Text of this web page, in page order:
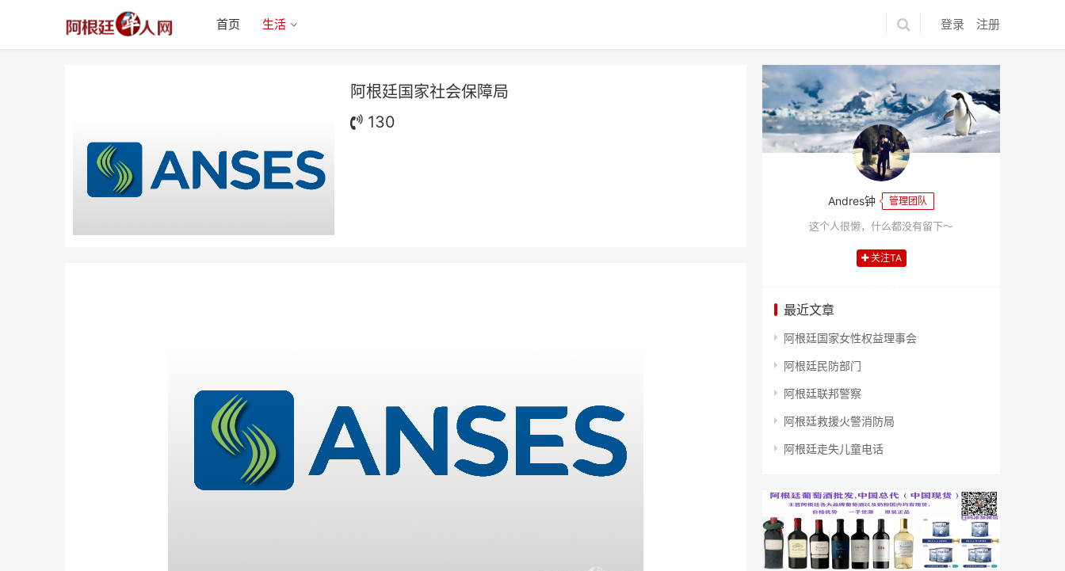
登录 注册
首页 生活
阿根廷国家社会保障局
130
阿根廷国家社会保障局
Andres钟 管理团队
这个人很懒，什么都没有留下～
关注TA
最近文章
阿根廷国家女性权益理事会
阿根廷民防部门
阿根廷联邦警察
阿根廷救援火警消防局
阿根廷走失儿童电话